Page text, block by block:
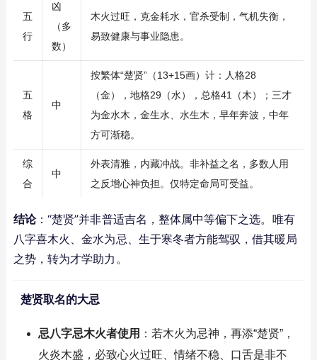
五
行
凶
（多
数）
木火过旺，克金耗水，官杀受制，气机失衡，
易致健康与事业隐患。
五
格
中
按繁体“楚贤”（13+15画）计：人格28
（金），地格29（水），总格41（木）；三才
为金水木，金生水、水生木，早年奔波，中年
方可渐稳。
综
合
中
外表清雅，内藏冲战。非补益之名，多数人用
之反增心神负担。仅特定命局可受益。
结论：“楚贤”并非普适吉名，整体属中等偏下之选。唯有
八字喜木火、金水为忌、生于寒冬者方能驾驭，借其暖局
之势，转为才学助力。
楚贤取名的大忌
忌八字忌木火者使用 ：若木火为忌神，再添“楚贤”，
火炎木盛，必致心火过旺、情绪不稳、口舌是非不